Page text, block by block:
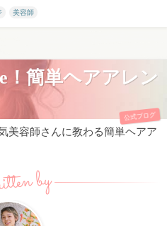
美容師
！簡単ヘアアレン
公式ブログ
美容師さんに教わる簡単ヘアア
by